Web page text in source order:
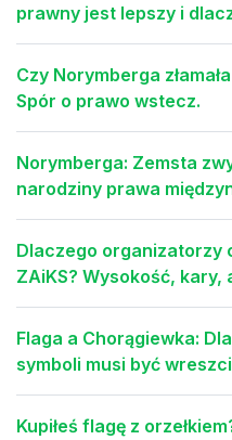
prawny jest lepszy i
Czy Norymberga
Spór o prawo wstecz.
Norymberga: Zemsta
narodziny prawa
Dlaczego organizatorzy
ZAiKS? Wysokość, kary,
Flaga a Chorągiewka:
symboli musi być
Kupiłeś flagę z